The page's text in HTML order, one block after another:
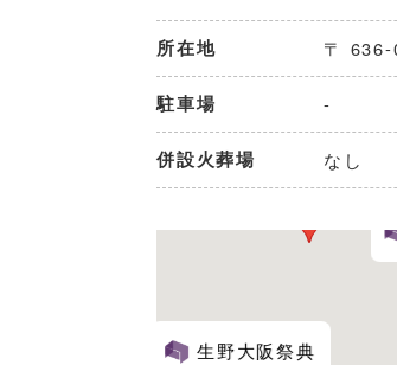
所在地 〒 636-
駐車場 -
併設火葬場 なし
生野大阪祭典
大阪市立鶴見斎場